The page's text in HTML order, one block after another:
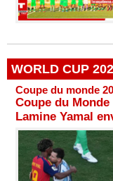
WORLD CUP
Coupe du monde
Coupe du
Lamine Yamal